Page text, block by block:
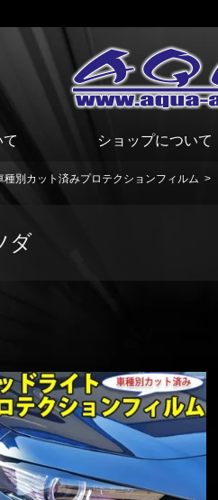
ショップについて
種別カット済みプロテクションフィルム >
ダ